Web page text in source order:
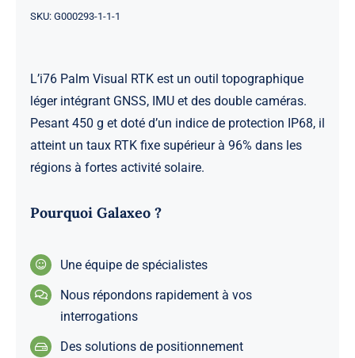
SKU: G000293-1-1-1
L’i76 Palm Visual RTK est un outil topographique
léger intégrant GNSS, IMU et des double caméras.
Pesant 450 g et doté d’un indice de protection IP68, il
atteint un taux RTK fixe supérieur à 96% dans les
régions à fortes activité solaire.
Pourquoi Galaxeo ?
Une équipe de spécialistes
Nous répondons rapidement à vos
interrogations
Des solutions de positionnement